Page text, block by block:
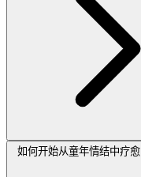
如何开始从童年情结中疗愈